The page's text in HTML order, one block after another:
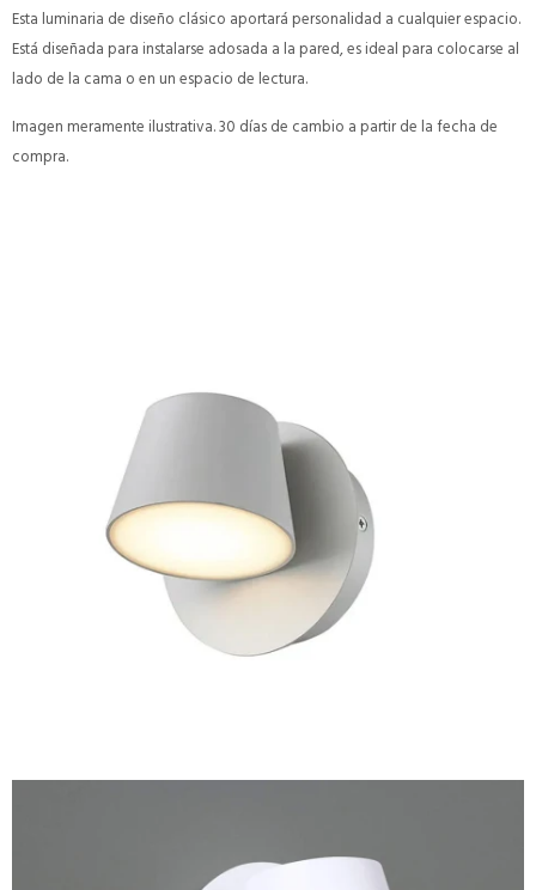
Esta luminaria de diseño clásico aportará personalidad a cualquier espacio.
Está diseñada para instalarse adosada a la pared, es ideal para colocarse al
lado de la cama o en un espacio de lectura.
Imagen meramente ilustrativa. 30 días de cambio a partir de la fecha de
compra.